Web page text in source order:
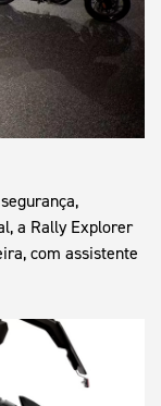
a Rally Explorer
com assistente